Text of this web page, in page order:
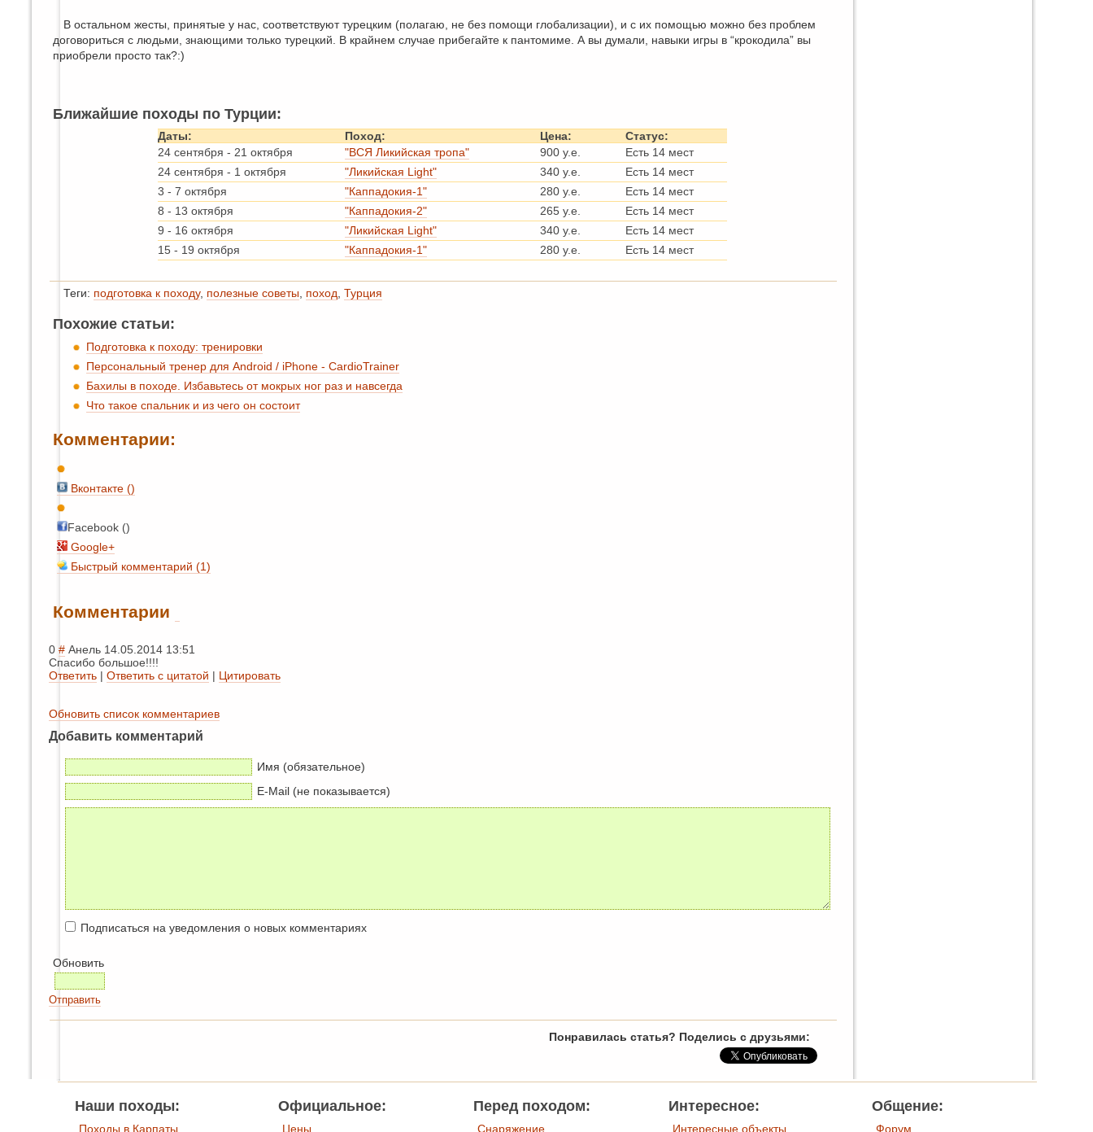
В остальном жесты, принятые у нас, соответствуют турецким (полагаю, не без помощи глобализации), и с их помощью можно без проблем
договориться с людьми, знающими только турецкий. В крайнем случае прибегайте к пантомиме. А вы думали, навыки игры в “крокодила” вы
приобрели просто так?:)
Ближайшие походы по Турции:
Даты: Поход: Цена:
Статус:
24 сентября - 21 октября "ВСЯ Ликийская тропа" 900 у.е.
Есть 14 мест
24 сентября - 1 октября "Ликийская Light" 340 у.е.
Есть 14 мест
3 - 7 октября "Каппадокия-1" 280 у.е.
Есть 14 мест
8 - 13 октября "Каппадокия-2" 265 у.е.
Есть 14 мест
9 - 16 октября "Ликийская Light" 340 у.е.
Есть 14 мест
15 - 19 октября "Каппадокия-1" 280 у.е. Есть 14 мест
Теги: подготовка к походу, полезные советы поход Турция
Похожие статьи:
Подготовка к походу: тренировки
Персональный тренер для Android / iPhone - CardioTrainer
Бахилы в походе. Избавьтесь от мокрых ног раз и навсегда
Что такое спальник и из чего он состоит
Комментарии:
Вконтакте ()
Facebook ()
Google+
Быстрый комментарий (1)
Комментарии
0 # Анель 14.05.2014 13:51
Спасибо большое!!!!
Ответить | Ответить с цитатой | Цитировать
Обновить список комментариев
Добавить комментарий
Имя (обязательное)
E-Mail (не показывается)
Подписаться на уведомления о новых комментариях
Обновить
Отправить
Понравилась статья? Поделись с друзьями:
Наши походы:
Походы в Карпаты
Официальное:
Цены
Перед походом:
Снаряжение
Интересное:
Интересные объекты
Общение:
Форум